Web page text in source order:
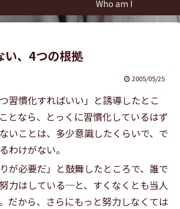
Who am I
い、4つの根拠
2005/05/25
習慣化すればいい」と誘導したとこ
となら、とっくに習慣化しているはず
いことは、多少意識したくらいで、で
わけがない。
が必要だ」と鼓舞したところで、誰で
力はしている─と、すくなくとも当人
だから、さらにもっと努力しなくては